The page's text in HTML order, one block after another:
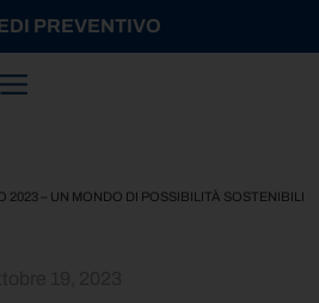
PREVENTIVO
2023 – UN MONDO DI POSSIBILITÀ SOSTENIBILI